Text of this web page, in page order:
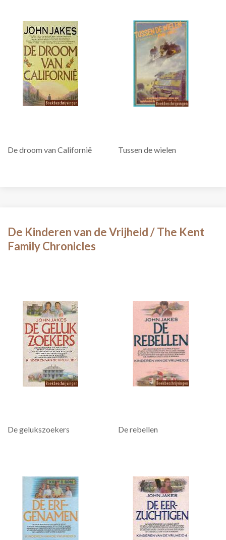
De droom van Californië Tussen de wielen
De Kinderen van de Vrijheid / The Kent
Family Chronicles
De gelukszoekers De rebellen